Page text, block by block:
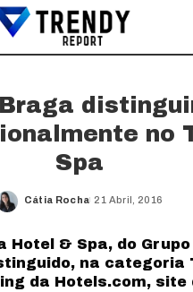
no
Spa
Posted
Cátia Rocha 21 Abril, 2016
Hotel & Spa, do
na categoria
da Hotels.com, site